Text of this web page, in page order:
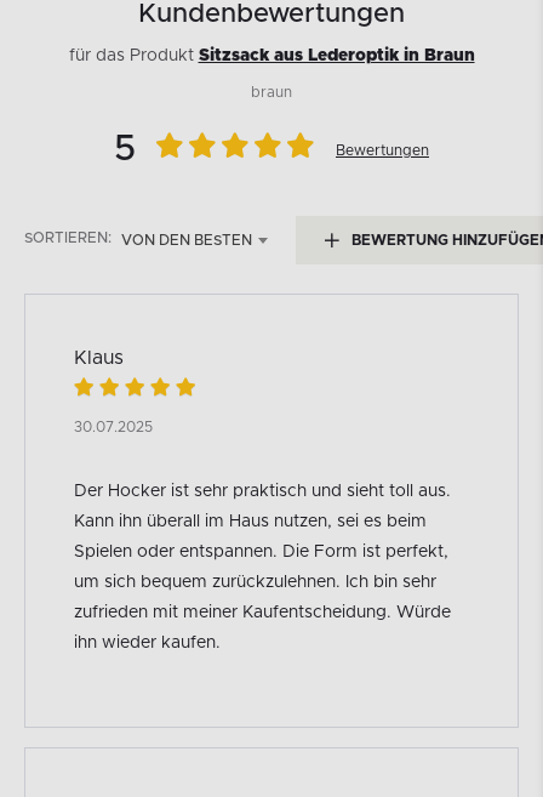
Kundenbewertungen
für das Produkt Sitzsack aus Lederoptik in Braun
braun
5 Bewertungen
SORTIEREN: VON DEN BESTEN BEWERTUNG
Klaus
30.07.2025
Der Hocker ist sehr praktisch und sieht toll aus.
Kann ihn überall im Haus nutzen, sei es beim
Spielen oder entspannen. Die Form ist perfekt,
um sich bequem zurückzulehnen. Ich bin sehr
zufrieden mit meiner Kaufentscheidung. Würde
ihn wieder kaufen.